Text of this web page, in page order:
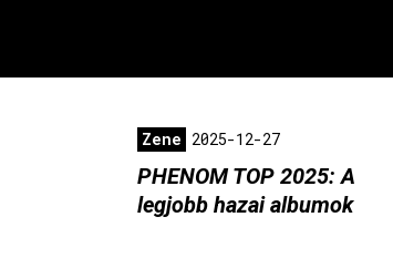
Zene 2025-12-27
PHENOM TOP 2025: A
legjobb hazai albumok